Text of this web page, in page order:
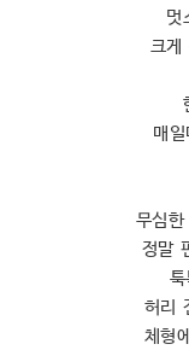
멋
크
매
무심
정말
허리
체형